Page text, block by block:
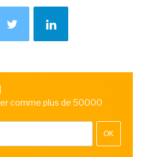
comme plus de 50000
OK